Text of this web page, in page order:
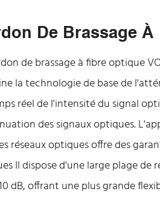
De Brassage
de brassage à fibre optique
la technologie de base de
réel de l'intensité du signal
des signaux optiques.
réseaux optiques offre des
Il dispose d'une large plage
dB, offrant une plus grande